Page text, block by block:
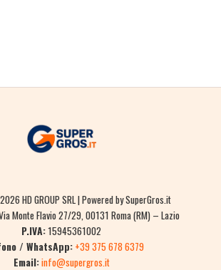
HD GROUP SRL | Powered by SuperGros.it
Monte Flavio 27/29, 00131 Roma (RM) – Lazio
P.IVA:15945361002
/ WhatsApp: +39 375 678 6379
Email:info@supergros.it